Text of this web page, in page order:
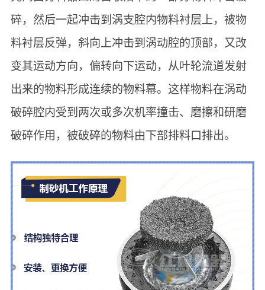
碎，然后一起冲击到涡支腔内物料衬层上，被物
料衬层反弹，斜向上冲击到涡动腔的顶部，又改
变其运动方向，偏转向下运动，从叶轮流道发射
出来的物料形成连续的物料幕。这样物料在涡动
破碎腔内受到两次或多次机率撞击、磨擦和研磨
破碎作用，被破碎的物料由下部排料口排出。